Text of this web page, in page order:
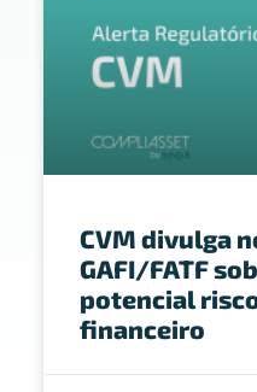
CVM divulga
GAFI/FATF
potencial
financeiro